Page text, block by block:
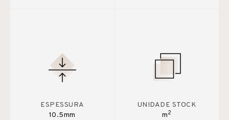
ESPESSURA
10.5mm
UNIDADE STOCK
m2